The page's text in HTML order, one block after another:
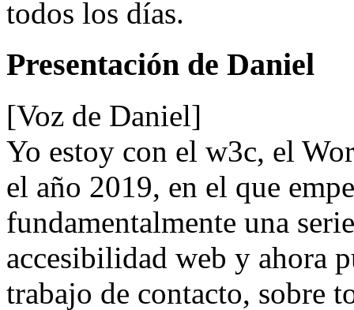
todos los días.
Presentación de Daniel
[Voz de Daniel]
Yo estoy con el w3c, el
el año 2019, en el que
fundamentalmente una
accesibilidad web y ahora
trabajo de contacto, sobre